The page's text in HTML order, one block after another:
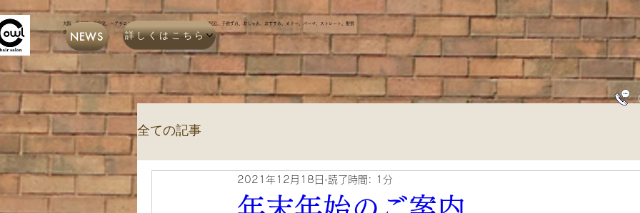
​大阪、福島区、美容室、ヘアサロン、プライベートサロン、マンツーマン、駅近、子供ずれ、おしゃれ、おすすめ、カラー、パーマ、ストレート、髪質
改善、ヘッドスパ
NEWS 詳しくはこちら
全ての記事
2021年12月18日 読了時間: 1分